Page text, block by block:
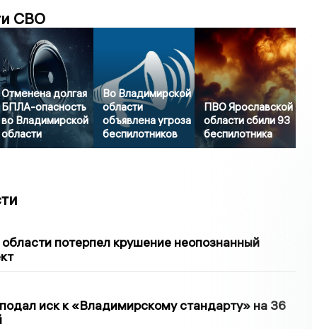
СВО
Отменена долгая
БПЛА-опасность
во Владимирской
области
Во Владимирской
области
объявлена угроза
беспилотников
ПВО Ярославской
области сбили 93
беспилотника
потерпел крушение неопознанный
иск к «Владимирскому стандарту» на 36